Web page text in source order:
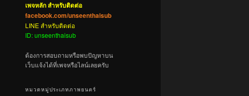
เพจหลัก สำหรับติดต่อ
facebook.com/unseenthaisub
LINE สำหรับติดต่อ
ID: unseenthaisub
ต้องการสอบถามหรือพบปัญหาบน
เว็บแจ้งได้ที่เพจหรือไลน์เลยครับ
หมวดหมู่ประเภทภาพยนตร์